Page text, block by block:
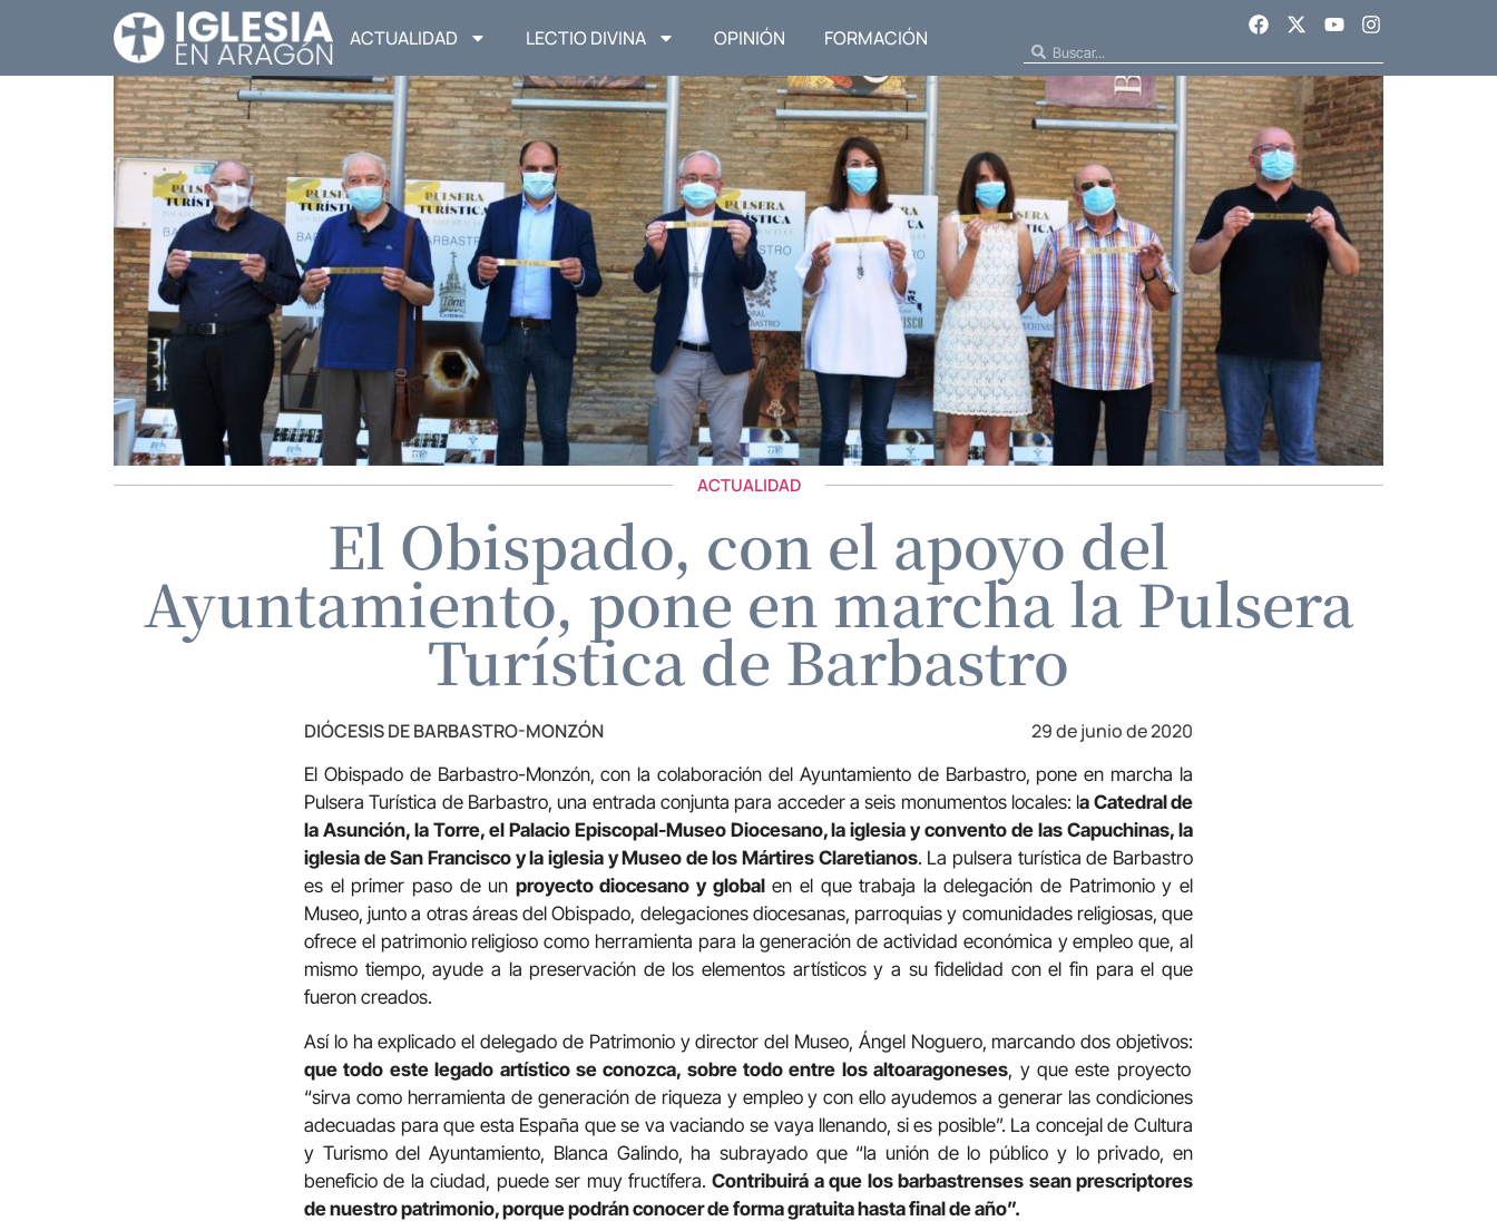
ACTUALIDAD LECTIO DIVINA OPINIÓN FORMACIÓN
ACTUALIDAD
El Obispado, con el apoyo del
Ayuntamiento, pone en marcha la Pulsera
Turística de Barbastro
DIÓCESIS DE BARBASTRO-MONZÓN 29 de junio de 2020
El Obispado de Barbastro-Monzón, con la colaboración del Ayuntamiento de Barbastro, pone en marcha la
Pulsera Turística de Barbastro, una entrada conjunta para acceder a seis monumentos locales: la Catedral de
la Asunción, la Torre, el Palacio Episcopal-Museo Diocesano, la iglesia y convento de las Capuchinas, la
iglesia de San Francisco y la iglesia y Museo de los Mártires Claretianos. La pulsera turística de Barbastro
es el primer paso de un proyecto diocesano y globalen el que trabaja la delegación de Patrimonio y el
Museo, junto a otras áreas del Obispado, delegaciones diocesanas, parroquias y comunidades religiosas, que
ofrece el patrimonio religioso como herramienta para la generación de actividad económica y empleo que, al
mismo tiempo, ayude a la preservación de los elementos artísticos y a su fidelidad con el fin para el que
fueron creados.
Así lo ha explicado el delegado de Patrimonio y director del Museo, Ángel Noguero, marcando dos objetivos:
que todo este legado artístico se conozca, sobre todo entre los altoaragoneses, y que este proyecto
“sirva como herramienta de generación de riqueza y empleo y con ello ayudemos a generar las condiciones
adecuadas para que esta España que se va vaciando se vaya llenando, si es posible”. La concejal de Cultura
y Turismo del Ayuntamiento, Blanca Galindo, ha subrayado que “la unión de lo público y lo privado, en
beneficio de la ciudad, puede ser muy fructífera.Contribuirá a que los barbastrenses sean prescriptores
de nuestro patrimonio, porque podrán conocer de forma gratuita hasta final de año”.